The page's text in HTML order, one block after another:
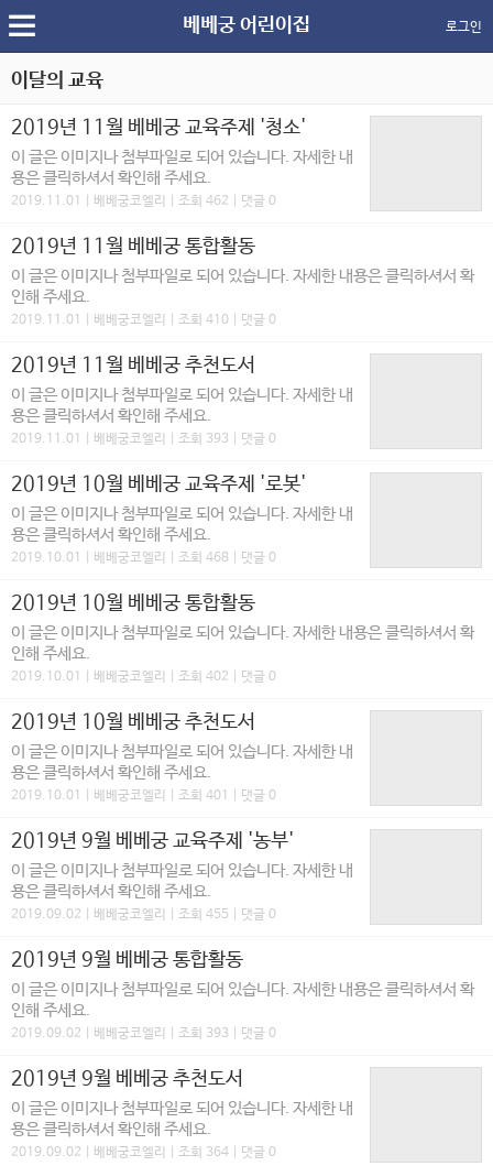
베베궁 어린이집 로그인
이달의 교육
2019년 11월 베베궁 교육주제 '청소'
이 글은 이미지나 첨부파일로 되어 있습니다. 자세한 내
용은 클릭하셔서 확인해 주세요.
2019.11.01 | 베베궁코엘리 | 조회 462 | 댓글 0
2019년 11월 베베궁 통합활동
이 글은 이미지나 첨부파일로 되어 있습니다. 자세한 내용은 클릭하셔서 확
인해 주세요.
2019.11.01 | 베베궁코엘리 | 조회 410 | 댓글 0
2019년 11월 베베궁 추천도서
이 글은 이미지나 첨부파일로 되어 있습니다. 자세한 내
용은 클릭하셔서 확인해 주세요.
2019.11.01 | 베베궁코엘리 | 조회 393 | 댓글 0
2019년 10월 베베궁 교육주제 '로봇'
이 글은 이미지나 첨부파일로 되어 있습니다. 자세한 내
용은 클릭하셔서 확인해 주세요.
2019.10.01 | 베베궁코엘리 | 조회 468 | 댓글 0
2019년 10월 베베궁 통합활동
이 글은 이미지나 첨부파일로 되어 있습니다. 자세한 내용은 클릭하셔서 확
인해 주세요.
2019.10.01 | 베베궁코엘리 | 조회 402 | 댓글 0
2019년 10월 베베궁 추천도서
이 글은 이미지나 첨부파일로 되어 있습니다. 자세한 내
용은 클릭하셔서 확인해 주세요.
2019.10.01 | 베베궁코엘리 | 조회 401 | 댓글 0
2019년 9월 베베궁 교육주제 '농부'
이 글은 이미지나 첨부파일로 되어 있습니다. 자세한 내
용은 클릭하셔서 확인해 주세요.
2019.09.02 | 베베궁코엘리 | 조회 455 | 댓글 0
2019년 9월 베베궁 통합활동
이 글은 이미지나 첨부파일로 되어 있습니다. 자세한 내용은 클릭하셔서 확
인해 주세요.
2019.09.02 | 베베궁코엘리 | 조회 393 | 댓글 0
2019년 9월 베베궁 추천도서
이 글은 이미지나 첨부파일로 되어 있습니다. 자세한 내
용은 클릭하셔서 확인해 주세요.
2019.09.02 | 베베궁코엘리 | 조회 364 | 댓글 0